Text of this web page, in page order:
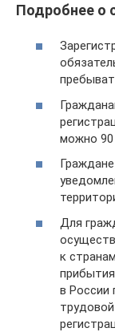
Подробнее о
можно 90
Для
к
в России